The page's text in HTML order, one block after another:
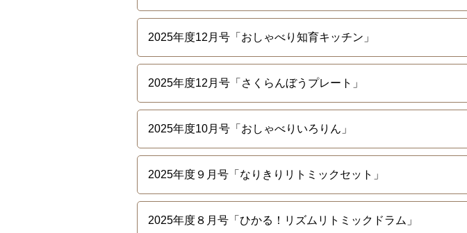
2025年度12月号「おしゃべり知育キッチン」
2025年度12月号「さくらんぼうプレート」
2025年度10月号「おしゃべりいろりん」
2025年度９月号「なりきりリトミックセット」
2025年度８月号「ひかる！リズムリトミックドラム」